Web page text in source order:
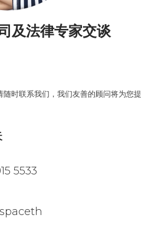
及法律专家交谈
时联系我们，我们友善的顾问将为您提
5533